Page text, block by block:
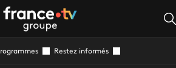
Restez informés